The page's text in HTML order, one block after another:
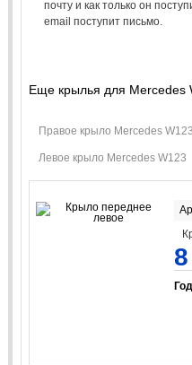
почту и как только он
email поступит письмо.
Еще крылья для Mercedes
Правое крыло Mercedes W123
Левое крыло Mercedes W123